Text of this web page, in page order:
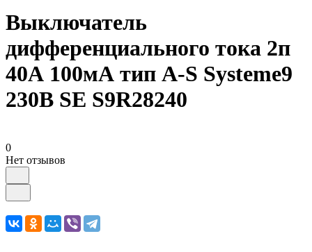
Выключатель
дифференциального тока 2п
40А 100мА тип A-S Systeme9
230В SE S9R28240
0
Нет отзывов